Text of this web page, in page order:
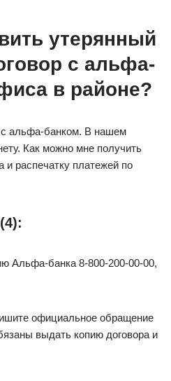
утерянный
с альфа-
в районе?
с альфа-банком. В нашем
Как можно мне получить
и распечатку платежей по
Альфа-банка 8-800-200-00-00,
официальное обращение
выдать копию договора и